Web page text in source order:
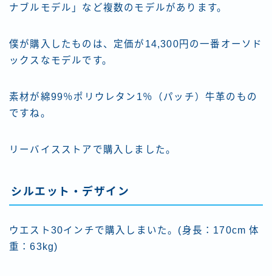
ナブルモデル」など複数のモデルがあります。
僕が購入したものは、定価が14,300円の一番オーソド
ックスなモデルです。
素材が綿99％ポリウレタン1％（パッチ）牛革のもの
ですね。
リーバイスストアで購入しました。
シルエット・デザイン
ウエスト30インチで購入しまいた。(身長：170cm 体
重：63kg)